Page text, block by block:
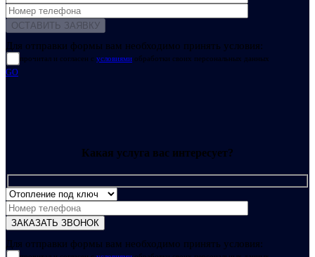
Для отправки формы вам необходимо принять условия:
прочитал и согласен с условиями обработки своих персональных данных
GO
Какая услуга вас интересует?
Для отправки формы вам необходимо принять условия: